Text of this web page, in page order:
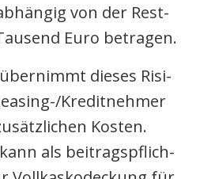
von der Rest­
Euro betra­gen.
über­nimmt die­ses Risi­
Kre­dit­neh­mer
Kos­ten.
kann als bei­trags­pflich­